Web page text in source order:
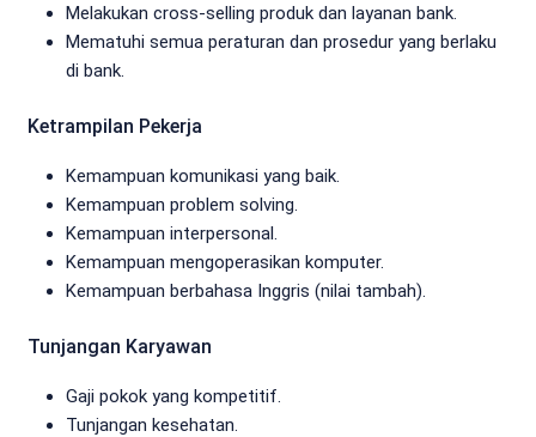
Melakukan cross-selling produk dan layanan bank.
Mematuhi semua peraturan dan prosedur yang berlaku
di bank.
Ketrampilan Pekerja
Kemampuan komunikasi yang baik.
Kemampuan problem solving.
Kemampuan interpersonal.
Kemampuan mengoperasikan komputer.
Kemampuan berbahasa Inggris (nilai tambah).
Tunjangan Karyawan
Gaji pokok yang kompetitif.
Tunjangan kesehatan.